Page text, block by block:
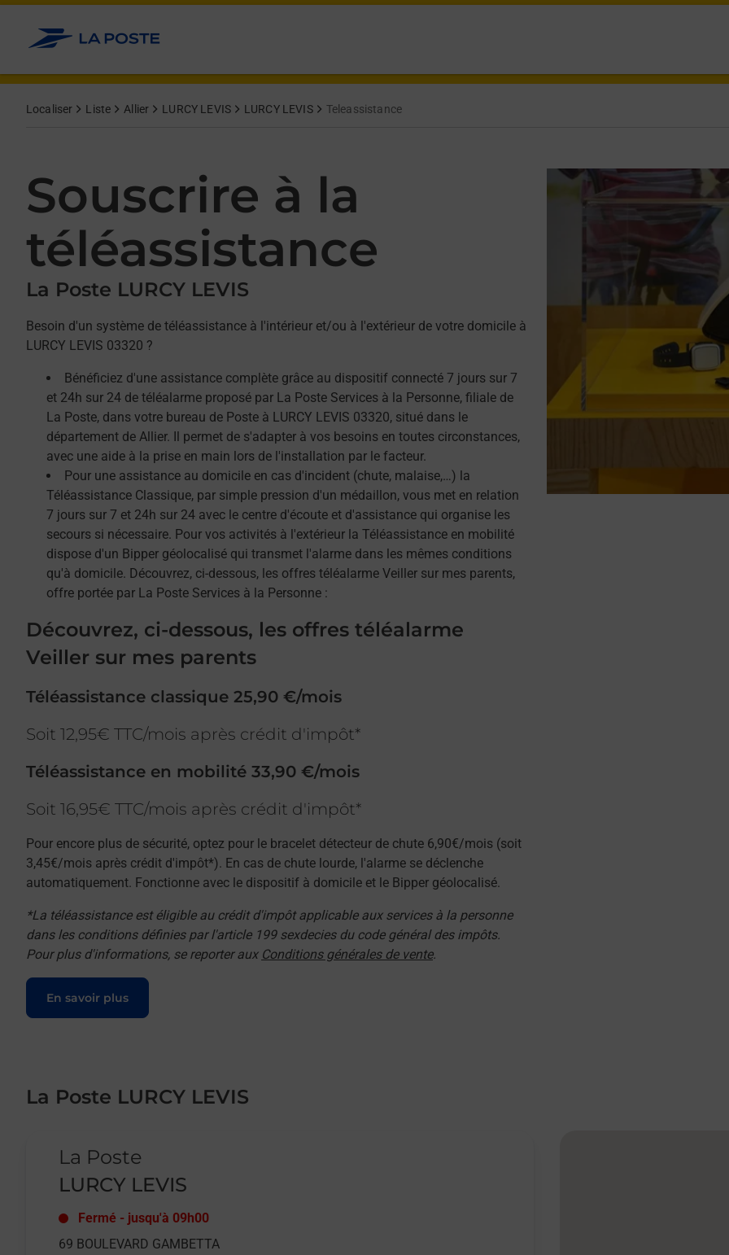
Allez au contenu
Localiser Liste Allier LURCY LEVIS LURCY LEVIS Teleassistance
Souscrire à la
téléassistance
La Poste LURCY LEVIS
Besoin d'un système de téléassistance à l'intérieur et/ou à l'extérieur de votre domicile à
LURCY LEVIS 03320 ?
Bénéficiez d'une assistance complète grâce au dispositif connecté 7 jours sur 7
et 24h sur 24 de téléalarme proposé par La Poste Services à la Personne, filiale de
La Poste, dans votre bureau de Poste à LURCY LEVIS 03320, situé dans le
département de Allier. Il permet de s'adapter à vos besoins en toutes circonstances,
avec une aide à la prise en main lors de l'installation par le facteur.
Pour une assistance au domicile en cas d'incident (chute, malaise,…) la
Téléassistance Classique, par simple pression d'un médaillon, vous met en relation
7 jours sur 7 et 24h sur 24 avec le centre d'écoute et d'assistance qui organise les
secours si nécessaire. Pour vos activités à l'extérieur la Téléassistance en mobilité
dispose d'un Bipper géolocalisé qui transmet l'alarme dans les mêmes conditions
qu'à domicile. Découvrez, ci-dessous, les offres téléalarme Veiller sur mes parents,
offre portée par La Poste Services à la Personne :
Découvrez, ci-dessous, les offres téléalarme
Veiller sur mes parents
Téléassistance classique 25,90 €/mois
Soit 12,95€ TTC/mois après crédit d'impôt*
Téléassistance en mobilité 33,90 €/mois
Soit 16,95€ TTC/mois après crédit d'impôt*
Pour encore plus de sécurité, optez pour le bracelet détecteur de chute 6,90€/mois (soit
3,45€/mois après crédit d'impôt*). En cas de chute lourde, l'alarme se déclenche
automatiquement. Fonctionne avec le dispositif à domicile et le Bipper géolocalisé.
*La téléassistance est éligible au crédit d'impôt applicable aux services à la personne
dans les conditions définies par l'article 199 sexdecies du code général des impôts.
Pour plus d'informations, se reporter aux Conditions générales de vente.
En savoir plus
Le lien s'ouvre dans un nouvel onglet
La Poste LURCY LEVIS
La Poste
LURCY LEVIS
Fermé - jusqu'à 09h00
69 BOULEVARD GAMBETTA
Afficher ou masquer la réponse
Afficher ou masquer la réponse
Afficher ou masquer la réponse